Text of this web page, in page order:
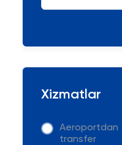
Xizmatlar
Aeroportdan
transfer